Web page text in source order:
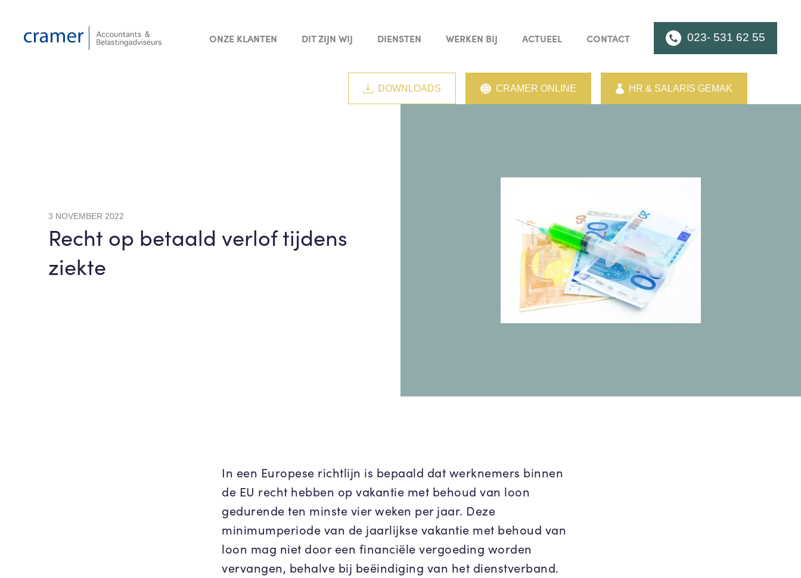
ONZE KLANTEN DIT ZIJN WIJ DIENSTEN WERKEN BIJ ACTUEEL CONTACT 023- 531 62 55
DOWNLOADS CRAMER ONLINE HR & SALARIS GEMAK
3 NOVEMBER 2022
Recht op betaald verlof tijdens
ziekte
In een Europese richtlijn is bepaald dat werknemers binnen
de EU recht hebben op vakantie met behoud van loon
gedurende ten minste vier weken per jaar. Deze
minimumperiode van de jaarlijkse vakantie met behoud van
loon mag niet door een financiële vergoeding worden
vervangen, behalve bij beëindiging van het dienstverband.